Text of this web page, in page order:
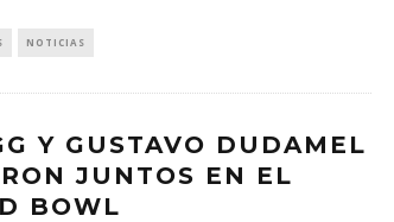
NOTICIAS
Y GUSTAVO DUDAMEL
JUNTOS EN EL
BOWL